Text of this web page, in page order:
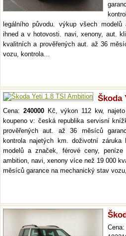
legálního původu. výkup všech
ihned a v hotovosti. navi, xenony, aut.
kvalitních a prověřených aut. až 36
vozu, kontrola…
Škoda
Cena: 240000Kč, výkon 112 kw, najeto
koupeno v: česká republika servisní
prověřených aut. až 36 měsíců
kontrola najetých km. doživotní záruka
modelů a značek, férové ceny,
ambition, navi, xenony více než 19 000
měsíců garance na mechanický stav